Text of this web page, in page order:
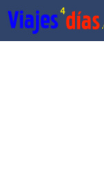
Saltar
al
contenido